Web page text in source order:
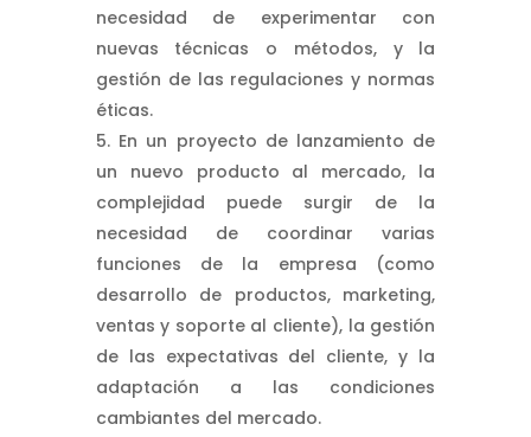
necesidad de experimentar con
nuevas técnicas o métodos, y la
gestión de las regulaciones y normas
éticas.
En un proyecto de lanzamiento de
un nuevo producto al mercado, la
complejidad puede surgir de la
necesidad de coordinar varias
funciones de la empresa (como
desarrollo de productos, marketing,
ventas y soporte al cliente), la gestión
de las expectativas del cliente, y la
adaptación a las condiciones
cambiantes del mercado.